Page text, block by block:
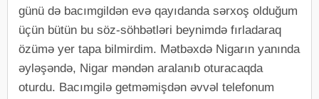
günü də bacımgildən evə qayıdanda sərxoş olduğum
üçün bütün bu söz-söhbətləri beynimdə fırladaraq
özümə yer tapa bilmirdim. Mətbəxdə Nigarın yanında
əyləşəndə, Nigar məndən aralanıb oturacaqda
oturdu. Bacımgilə getməmişdən əvvəl telefonum